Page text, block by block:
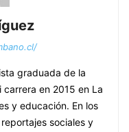
graduada de la
carrera en 2015 en La
y educación. En los
sociales y